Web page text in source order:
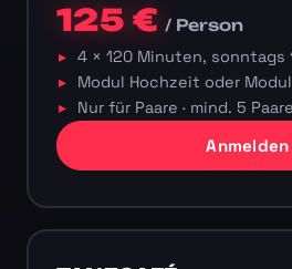
125 €/ Person
4 × 120 Minuten, sonntags
Modul Hochzeit oder
Nur für Paare · mind. 5 Paare
Anmelden